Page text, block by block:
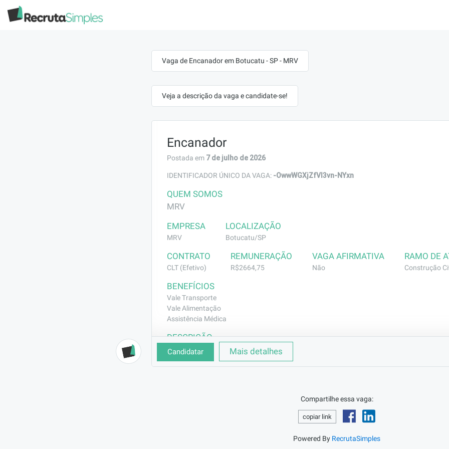
Vaga de Encanador em Botucatu - SP - MRV
Veja a descrição da vaga e candidate-se!
Encanador
Postada em 7 de julho de 2026
IDENTIFICADOR ÚNICO DA VAGA: -OwwWGXjZfVI3vn-NYxn
QUEM SOMOS
MRV
EMPRESA
MRV
LOCALIZAÇÃO
Botucatu/SP
CONTRATO
CLT (Efetivo)
REMUNERAÇÃO
R$2664,75
VAGA AFIRMATIVA
Não
RAMO DE
Construção
BENEFÍCIOS
Vale Transporte
Vale Alimentação
Assistência Médica
DESCRIÇÃO
Executar prumadas , distribuição e acabamento hidráulica. Executar
tubos pvc, drenagem
Experiência como encanador, precisa de alfabetização para leitura de
Candidatar Mais detalhes
Compartilhe essa vaga:
copiar link
Powered By RecrutaSimples